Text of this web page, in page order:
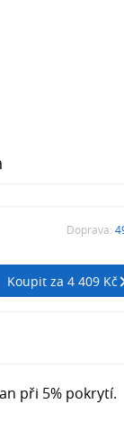
Doprava:
Koupit za 4 409 Kč
při 5% pokrytí.